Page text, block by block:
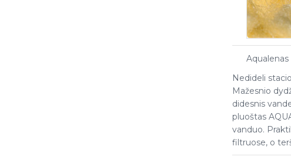
Aqualenas
Nedideli
Mažesnio
didesnis
pluoštas
vanduo.
filtruose, o